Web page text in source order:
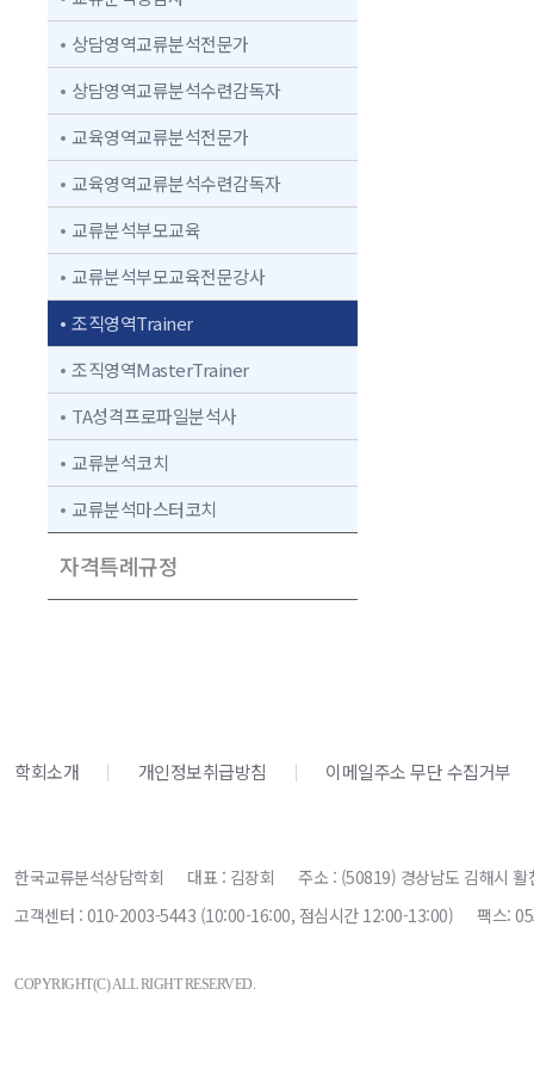
상담영역교류분석전문가
상담영역교류분석수련감독자
교육영역교류분석전문가
교육영역교류분석수련감독자
교류분석부모교육
교류분석부모교육전문강사
조직영역Trainer
조직영역MasterTrainer
TA성격프로파일분석사
교류분석코치
교류분석마스터코치
자격특례규정
학회소개 개인정보취급방침 이메일주소 무단 수집거부
한국교류분석상담학회 대표 : 김장회
주소 : (50819) 경상남도 김해시
고객센터 : 010-2003-5443 (10:00-16:00, 점심시간 12:00-13:00)
팩스:
COPYRIGHT(C) ALL RIGHT RESERVED.